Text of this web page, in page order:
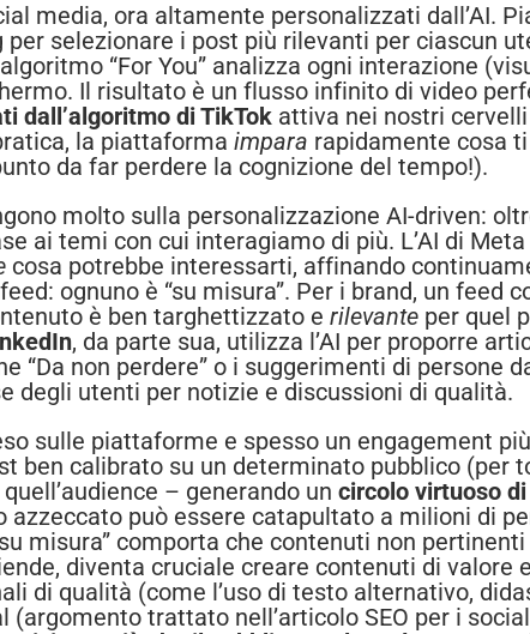
media, ora altamente personalizzati dall’AI.
selezionare i post più rilevanti per ciascun
“For You” analizza ogni interazione
Il risultato è un flusso infinito di video
dall’algoritmo di TikTok attiva nei nostri
la piattaforma impara rapidamente cosa
da far perdere la cognizione del tempo!).
molto sulla personalizzazione AI-driven:
ai temi con cui interagiamo di più. L’AI di
cosa potrebbe interessarti, affinando
ognuno è “su misura”. Per i brand, un feed
è ben targhettizzato e rilevante per quel
, da parte sua, utilizza l’AI per proporre
“Da non perdere” o i suggerimenti di persone
degli utenti per notizie e discussioni di qualità.
sulle piattaforme e spesso un engagement
ben calibrato su un determinato pubblico (per
– generando un circolo virtuoso
può essere catapultato a milioni di
misura” comporta che contenuti non
diventa cruciale creare contenuti di valore e
di qualità (come l’uso di testo alternativo,
(argomento trattato nell’articolo SEO per i